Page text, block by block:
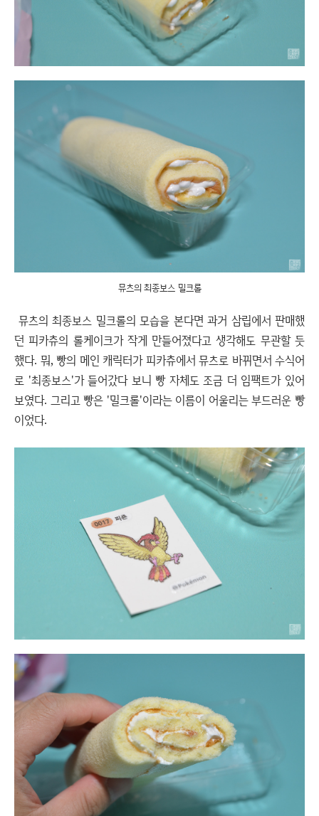
뮤츠의 최종보스 밀크롤
뮤츠의 최종보스 밀크롤의 모습을 본다면 과거 삼립에서 판매했
던 피카츄의 롤케이크가 작게 만들어졌다고 생각해도 무관할 듯
했다. 뭐, 빵의 메인 캐릭터가 피카츄에서 뮤츠로 바뀌면서 수식어
로 '최종보스'가 들어갔다 보니 빵 자체도 조금 더 임팩트가 있어
보였다. 그리고 빵은 '밀크롤'이라는 이름이 어울리는 부드러운 빵
이었다.